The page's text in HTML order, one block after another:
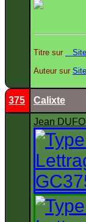
Titre sur Site
Auteur sur Site
375 Calixte
Jean